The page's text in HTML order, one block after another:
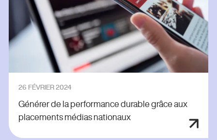
26 FÉVRIER 2024
Générer de la performance durable grâce aux
placements médias nationaux